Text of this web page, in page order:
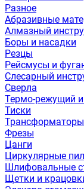
Разное
Абразивные
Алмазный
Боры и насадки
Резцы
Рейсмусы и
Слесарный
Сверла
Термо-режущий
Тиски
Трансформаторы
Фрезы
Цанги
Циркулярные
Шлифовальные
Щетки и